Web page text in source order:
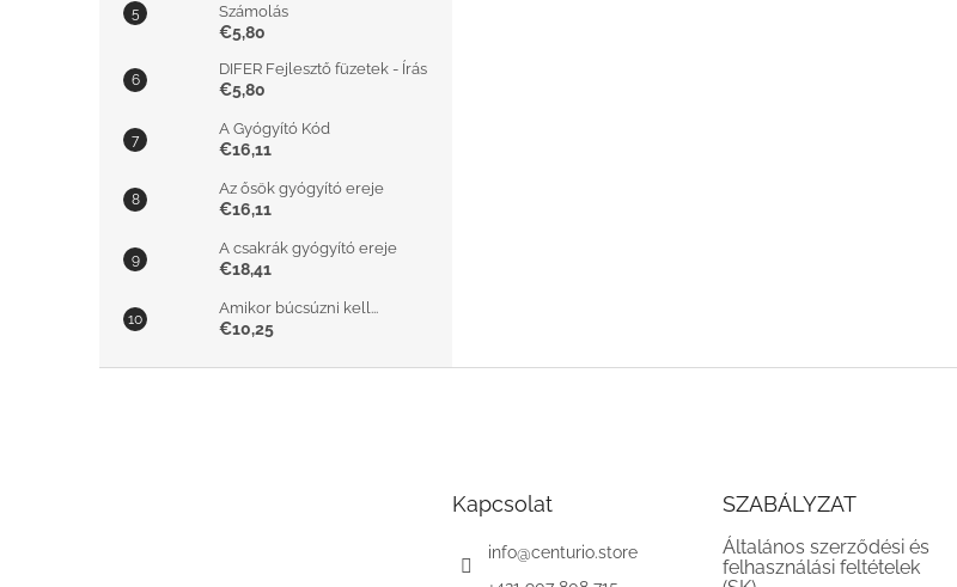
Számolás
€5,80
DIFER Fejlesztő füzetek - Írás
€5,80
A Gyógyító Kód
€16,11
Az ősök gyógyító ereje
€16,11
A csakrák gyógyító ereje
€18,41
Amikor búcsúzni kell...
€10,25
Kapcsolat
info@centurio.store
SZABÁLYZAT
Általános szerződési és
felhasználási feltételek